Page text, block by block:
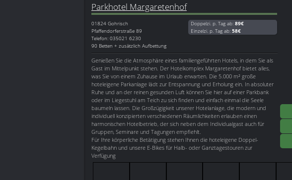
Parkhotel Margaretenhof
01824 Gohrisch
Pfaffendorferstraße 89
Telefon: 035021 6230
90 Betten + zusätzlich Aufbettung
Doppelzi. p. Tag ab: 89€
Einzelzi. p. Tag ab: 58€
Genießen Sie die Atmosphäre eines familiengeführten Hotels, in dem Sie als
Gast im Mittelpunkt stehen. Der Hotelkomplex Margaretenhof bietet alles,
was Sie von einem Zuhause im Urlaub erwarten. Die 5.000 m² große
hoteleigene Parkanlage lädt zur Entspannung und Erholung ein. In absoluter
Ruhe und an der reinen gesunden Luft können Sie hier auf einer Parkbank
oder im Liegestuhl am Teich zu sich finden und einfach einmal die Seele
baumeln lassen. Die Großzügigkeit unserer Hotelanlage, die modern und
individuell konzipierten verschiedenen Räumlichkeiten erlauben einen
harmonischen Hotelbetrieb, der sich neben dem Individualgast auch für
Gruppen, Seminare und Tagungen empfiehlt.
Für Ihre körperliche Betätigung stehen Ihnen die hoteleigene Doppel-
Kegelbahn und unsere E-Bikes für Halb- oder Ganztagestouren zur
Verfügung